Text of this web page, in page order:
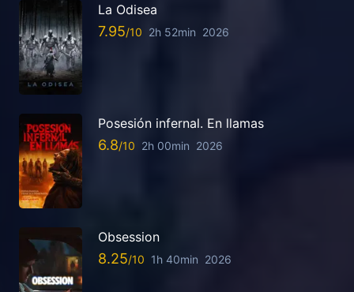
La Odisea
7.95 2h 52min 2026
Posesión infernal. En llamas
6.8 2h 00min 2026
Obsession
8.25 1h 40min 2026